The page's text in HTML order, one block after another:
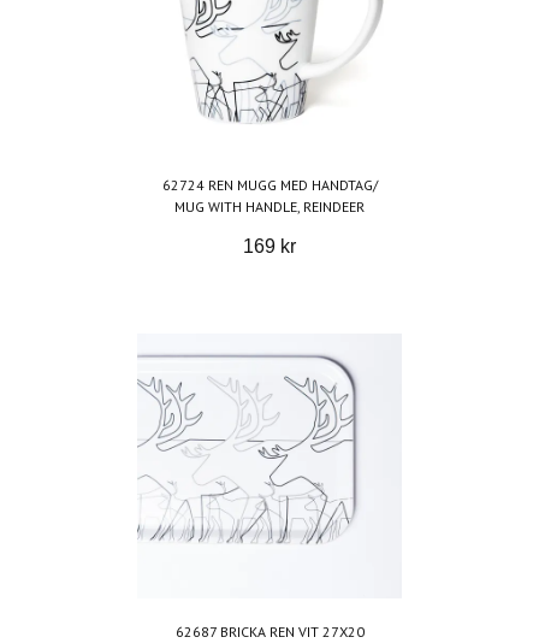
62724 REN MUGG MED HANDTAG/
MUG WITH HANDLE, REINDEER
169 kr
62687 BRICKA REN VIT 27X20